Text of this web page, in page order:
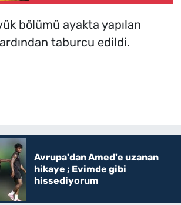
bölümü ayakta yapılan
taburcu edildi.
Avrupa'dan Amed'e uzanan
hikaye ; Evimde gibi
hissediyorum